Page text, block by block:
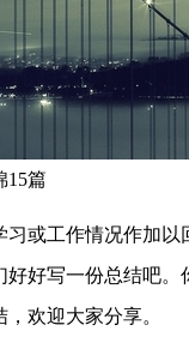
15篇
习或工作情况作加
好写一份总结吧
欢迎大家分享。